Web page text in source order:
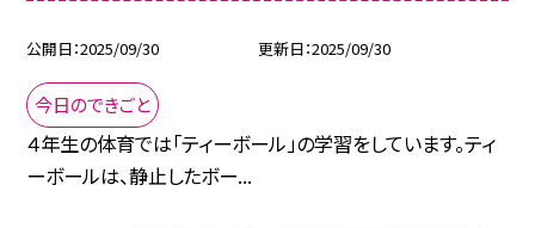
公開日 2025/09/30 更新日 2025/09/30
今日のできごと
４年生の体育では「ティーボール」の学習をしています。ティ
ーボールは、静止したボー...